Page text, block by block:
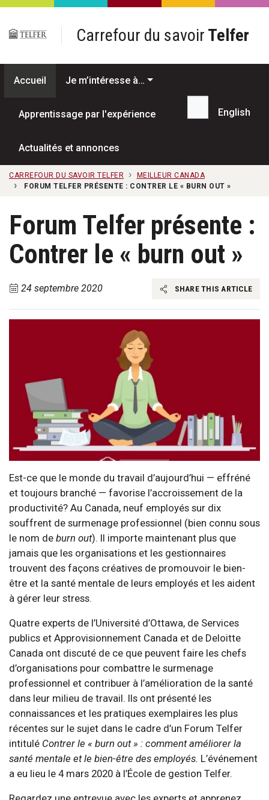
Passer au contenu principal
Carrefour du savoir Telfer
Accueil Je m’intéresse à…
Apprentissage par l'expérience
Actualités et annonces
Recherche...
English
CARREFOUR DU SAVOIR TELFER
MEILLEUR CANADA
FORUM TELFER PRÉSENTE : CONTRER LE « BURN OUT »
Forum Telfer présente :
Contrer le « burn out »
24 septembre 2020 SHARE THIS ARTICLE
Est-ce que le monde du travail d’aujourd’hui — effréné
et toujours branché — favorise l’accroissement de la
productivité? Au Canada, neuf employés sur dix
souffrent de surmenage professionnel (bien connu sous
le nom de burn out). Il importe maintenant plus que
jamais que les organisations et les gestionnaires
trouvent des façons créatives de promouvoir le bien-
être et la santé mentale de leurs employés et les aident
à gérer leur stress.
Quatre experts de l’Université d’Ottawa, de Services
publics et Approvisionnement Canada et de Deloitte
Canada ont discuté de ce que peuvent faire les chefs
d’organisations pour combattre le surmenage
professionnel et contribuer à l’amélioration de la santé
dans leur milieu de travail. Ils ont présenté les
connaissances et les pratiques exemplaires les plus
récentes sur le sujet dans le cadre d’un Forum Telfer
intitulé Contrer le « burn out » : comment améliorer la
santé mentale et le bien-être des employés. L’événement
a eu lieu le 4 mars 2020 à l’École de gestion Telfer.